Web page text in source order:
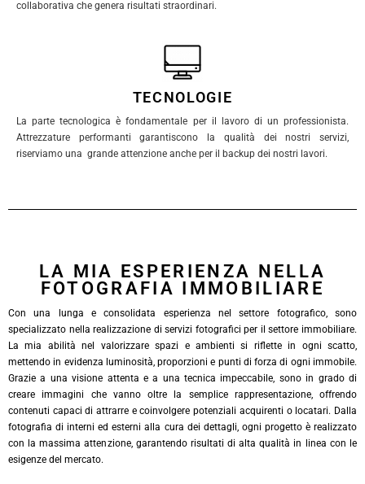
collaborativa che genera risultati straordinari.
TECNOLOGIE
La parte tecnologica è fondamentale per il lavoro di un professionista.
Attrezzature performanti garantiscono la qualità dei nostri servizi,
riserviamo una grande attenzione anche per il backup dei nostri lavori.
LA MIA ESPERIENZA NELLA
FOTOGRAFIA IMMOBILIARE
Con una lunga e consolidata esperienza nel settore fotografico, sono
specializzato nella realizzazione di servizi fotografici per il settore immobiliare.
La mia abilità nel valorizzare spazi e ambienti si riflette in ogni scatto,
mettendo in evidenza luminosità, proporzioni e punti di forza di ogni immobile.
Grazie a una visione attenta e a una tecnica impeccabile, sono in grado di
creare immagini che vanno oltre la semplice rappresentazione, offrendo
contenuti capaci di attrarre e coinvolgere potenziali acquirenti o locatari. Dalla
fotografia di interni ed esterni alla cura dei dettagli, ogni progetto è realizzato
con la massima attenzione, garantendo risultati di alta qualità in linea con le
esigenze del mercato.